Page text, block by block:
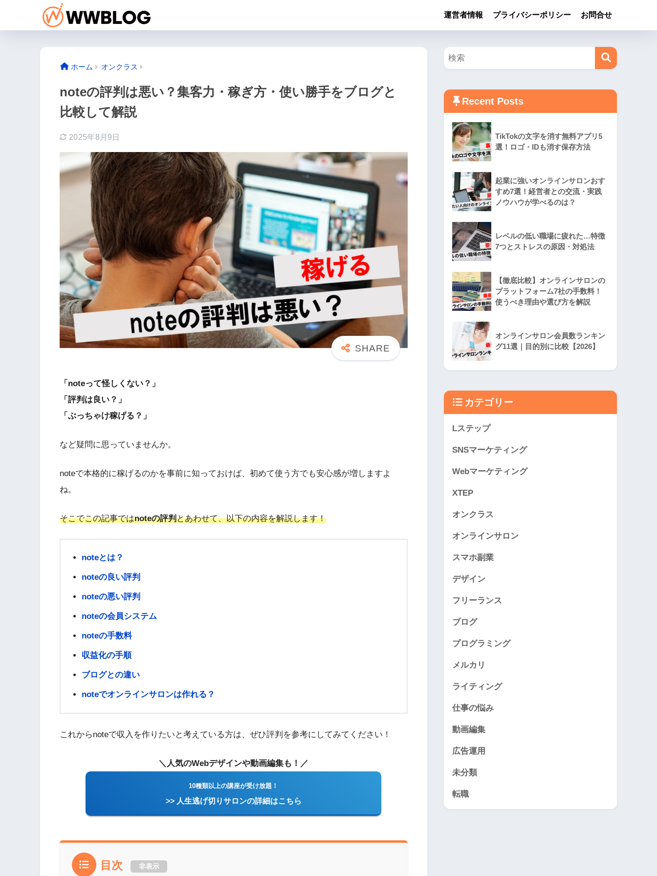
運営者情報 プライバシーポリシー お問合せ
ホーム オンクラス
noteの評判は悪い？集客力・稼ぎ方・使い勝手をブログと
比較して解説
2025年8月9日
「noteって怪しくない？」
「評判は良い？」
「ぶっちゃけ稼げる？」
など疑問に思っていませんか。
noteで本格的に稼げるのかを事前に知っておけば、初めて使う方でも安心感が増しますよ
ね。
そこでこの記事ではnoteの評判とあわせて、以下の内容を解説します！
noteとは？
noteの良い評判
noteの悪い評判
noteの会員システム
noteの手数料
収益化の手順
ブログとの違い
noteでオンラインサロンは作れる？
これからnoteで収入を作りたいと考えている方は、ぜひ評判を参考にしてみてください！
＼人気のWebデザインや動画編集も！／
10種類以上の講座が受け放題！
>> 人生逃げ切りサロンの詳細はこちら
目次 非表示
Recent Posts
TikTokの文字を消す無料アプリ5
選！ロゴ・IDも消す保存方法
起業に強いオンラインサロンおす
すめ7選！経営者との交流・実践
ノウハウが学べるのは？
レベルの低い職場に疲れた…特徴
7つとストレスの原因・対処法
【徹底比較】オンラインサロンの
プラットフォーム7社の手数料！
使うべき理由や選び方を解説
オンラインサロン会員数ランキン
グ11選｜目的別に比較【2026】
カテゴリー
Lステップ
SNSマーケティング
Webマーケティング
XTEP
オンクラス
オンラインサロン
スマホ副業
デザイン
フリーランス
ブログ
プログラミング
メルカリ
ライティング
仕事の悩み
動画編集
広告運用
未分類
転職